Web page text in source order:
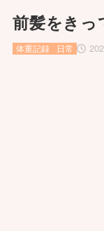
前髪をきっ
体重記録 日常